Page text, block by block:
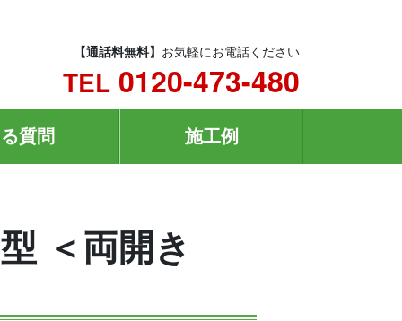
【通話料無料】 お気軽にお電話ください
TEL 0120-473-480
質問 施工例
＜両開き